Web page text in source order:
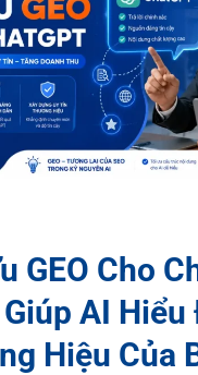
GEO Cho
AI Hiểu
Hiệu Của